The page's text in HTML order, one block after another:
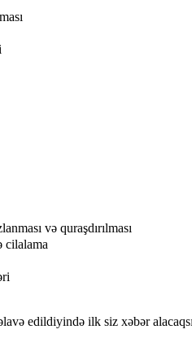
və quraşdırılması
cilalama
edildiyində ilk siz xəbər